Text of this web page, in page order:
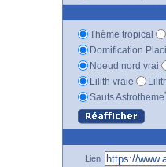
Thème tropical
Domification
Noeud nord vrai
Lilith vraie
Sauts Astrotheme
Lien